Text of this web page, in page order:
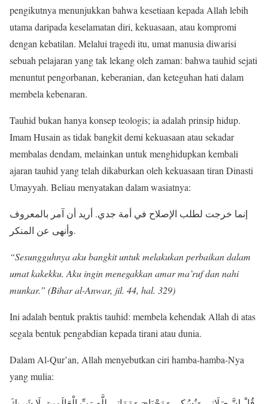
pengikutnya menunjukkan bahwa kesetiaan kepada Allah lebih
utama daripada keselamatan diri, kekuasaan, atau kompromi
dengan kebatilan. Melalui tragedi itu, umat manusia diwarisi
sebuah pelajaran yang tak lekang oleh zaman: bahwa tauhid sejati
menuntut pengorbanan, keberanian, dan keteguhan hati dalam
membela kebenaran.
Tauhid bukan hanya konsep teologis; ia adalah prinsip hidup.
Imam Husain as tidak bangkit demi kekuasaan atau sekadar
membalas dendam, melainkan untuk menghidupkan kembali
ajaran tauhid yang telah dikaburkan oleh kekuasaan tiran Dinasti
Umayyah. Beliau menyatakan dalam wasiatnya:
إنما خرجت لطلب الإصلاح في أمة جدي. أريد أن آمر بالمعروف
وأنهى عن المنكر.
“Sesungguhnya aku bangkit untuk melakukan perbaikan dalam
umat kakekku. Aku ingin menegakkan amar ma’ruf dan nahi
munkar.” (Bihar al-Anwar, jil. 44, hal. 329)
Ini adalah bentuk praktis tauhid: membela kehendak Allah di atas
segala bentuk pengabdian kepada tirani atau dunia.
Dalam Al-Qur’an, Allah menyebutkan ciri hamba-hamba-Nya
yang mulia: